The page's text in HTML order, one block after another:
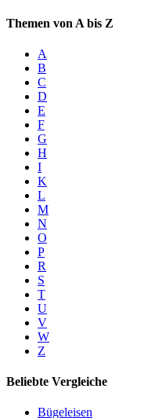
Themen von A bis Z
A
B
C
D
E
F
G
H
I
K
L
M
N
O
P
R
S
T
U
V
W
Z
Beliebte Vergleiche
Bügeleisen